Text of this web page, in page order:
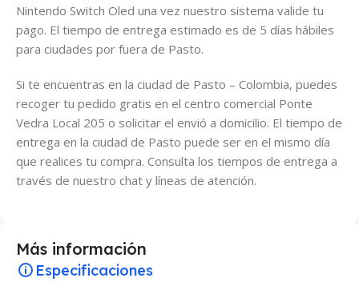
Nintendo Switch Oled una vez nuestro sistema valide tu
pago. El tiempo de entrega estimado es de 5 días hábiles
para ciudades por fuera de Pasto.
Si te encuentras en la ciudad de Pasto – Colombia, puedes
recoger tu pedido gratis en el centro comercial Ponte
Vedra Local 205 o solicitar el envió a domicilio. El tiempo de
entrega en la ciudad de Pasto puede ser en el mismo día
que realices tu compra. Consulta los tiempos de entrega a
través de nuestro chat y líneas de atención.
Más información
Especificaciones